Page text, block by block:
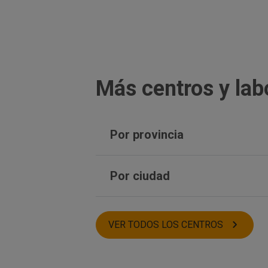
Más centros y
Por provincia
Granada
Por ciudad
Villarrobledo
VER TODOS LOS CENTROS